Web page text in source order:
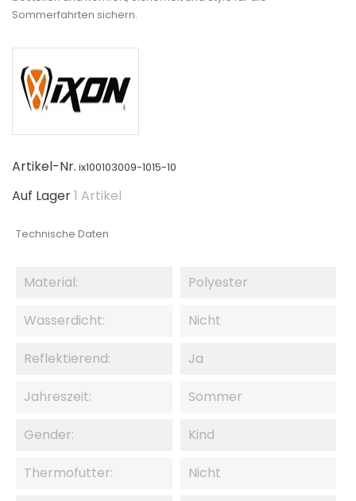
Sommerfahrten sichern.
Artikel-Nr. ix100103009-1015-10
Auf Lager1 Artikel
Technische Daten
Material: Polyester
Wasserdicht: Nicht
Reflektierend: Ja
Jahreszeit: Sommer
Gender: Kind
Thermofutter: Nicht